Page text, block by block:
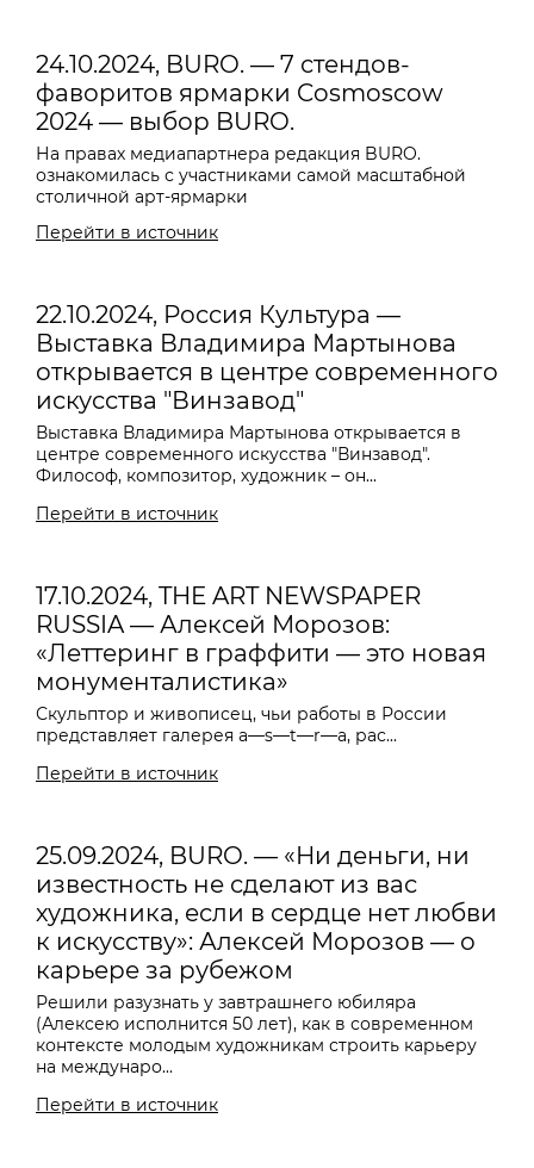
24.10.2024, BURO. — 7 стендов-
фаворитов ярмарки Cosmoscow
2024 — выбор BURO.
На правах медиапартнера редакция BURO.
ознакомилась с участниками самой масштабной
столичной арт-ярмарки
Перейти в источник
22.10.2024, Россия Культура —
Выставка Владимира Мартынова
открывается в центре современного
искусства "Винзавод"
Выставка Владимира Мартынова открывается в
центре современного искусства "Винзавод".
Философ, композитор, художник – он...
Перейти в источник
17.10.2024, THE ART NEWSPAPER
RUSSIA — Алексей Морозов:
«Леттеринг в граффити — это новая
монументалистика»
Скульптор и живописец, чьи работы в России
представляет галерея a—s—t—r—a, рас...
Перейти в источник
25.09.2024, BURO. — «Ни деньги, ни
известность не сделают из вас
художника, если в сердце нет любви
к искусству»: Алексей Морозов — о
карьере за рубежом
Решили разузнать у завтрашнего юбиляра
(Алексею исполнится 50 лет), как в современном
контексте молодым художникам строить карьеру
на междунаро...
Перейти в источник